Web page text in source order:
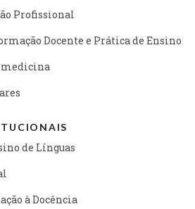
Profissional
Docente e Prática de Ensino
de Línguas
à Docência